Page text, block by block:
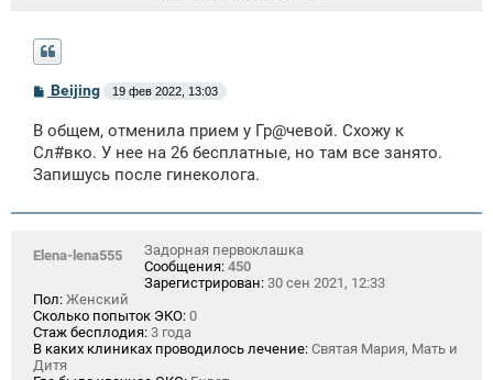
С
о
б
щ
н
е
Beijing 19 фев 2022, 13:03
В общем, отменила прием у Гр@чевой. Схожу к
Сл#вко. У нее на 26 бесплатные, но там все занято.
Запишусь после гинеколога.
Elena-lena555
Задорная первоклашка
Сообщения: 450
Зарегистрирован: 30 сен 2021, 12:33
Пол: Женский
Сколько попыток ЭКО: 0
Стаж бесплодия: 3 года
В каких клиниках проводилось лечение: Святая Мария, Мать и
Дитя